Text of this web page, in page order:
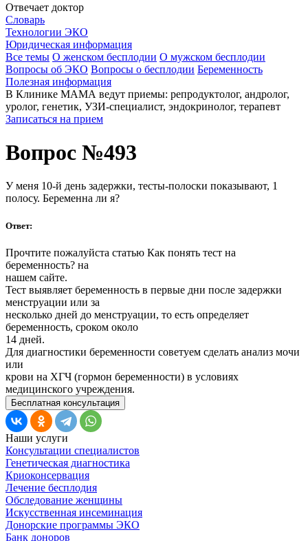
Отвечает доктор
Словарь
Технологии ЭКО
Юридическая информация
Все темы О женском бесплодии О мужском бесплодии
Вопросы об ЭКО Вопросы о бесплодии Беременность
Полезная информация
В Клинике МАМА ведут приемы: репродуктолог, андролог,
уролог, генетик, УЗИ-специалист, эндокринолог, терапевт
Записаться на прием
Вопрос №493
У меня 10-й день задержки, тесты-полоски показывают, 1
полосу. Беременна ли я?
Ответ:
Прочтите пожалуйста статью Как понять тест на
беременность? на
нашем сайте.
Тест выявляет беременность в первые дни после задержки
менструации или за
несколько дней до менструации, то есть определяет
беременность, сроком около
14 дней.
Для диагностики беременности советуем сделать анализ мочи
или
крови на ХГЧ (гормон беременности) в условиях
медицинского учреждения.
Бесплатная консультация
Наши услуги
Консультации специалистов
Генетическая диагностика
Криоконсервация
Лечение бесплодия
Обследование женщины
Искусственная инсеминация
Донорские программы ЭКО
Банк доноров